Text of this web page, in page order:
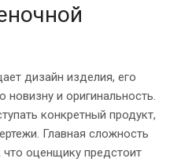
дизайн изделия, его
и оригинальность.
конкретный продукт,
Главная сложность
оценщику предстоит